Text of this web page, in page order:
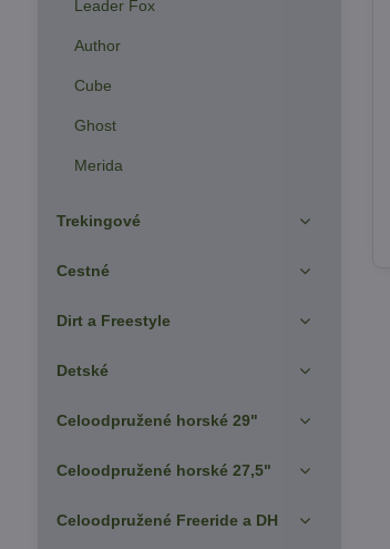
Leader Fox
Author
Cube
Ghost
Merida
Trekingové
Cestné
Dirt a Freestyle
Detské
Celoodpružené horské 29"
Celoodpružené horské 27,5"
Celoodpružené Freeride a DH